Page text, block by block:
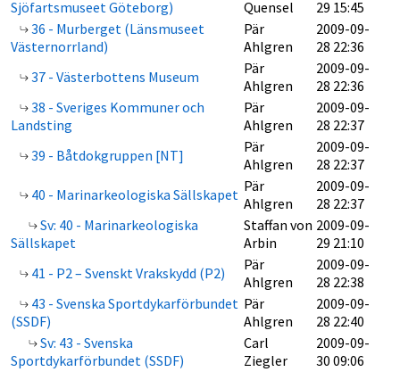
Sjöfartsmuseet Göteborg)
Quensel
29 15:45
36 - Murberget (Länsmuseet
Västernorrland)
Pär
Ahlgren
2009-09-
28 22:36
37 - Västerbottens Museum
Pär
Ahlgren
2009-09-
28 22:36
38 - Sveriges Kommuner och
Landsting
Pär
Ahlgren
2009-09-
28 22:37
39 - Båtdokgruppen [NT]
Pär
Ahlgren
2009-09-
28 22:37
40 - Marinarkeologiska Sällskapet Pär
Ahlgren
2009-09-
28 22:37
Sv: 40 - Marinarkeologiska
Sällskapet
Staffan von
Arbin
2009-09-
29 21:10
41 - P2 – Svenskt Vrakskydd (P2)
Pär
Ahlgren
2009-09-
28 22:38
43 - Svenska Sportdykarförbundet
(SSDF)
Pär
Ahlgren
2009-09-
28 22:40
Sv: 43 - Svenska
Sportdykarförbundet (SSDF)
Carl
Ziegler
2009-09-
30 09:06